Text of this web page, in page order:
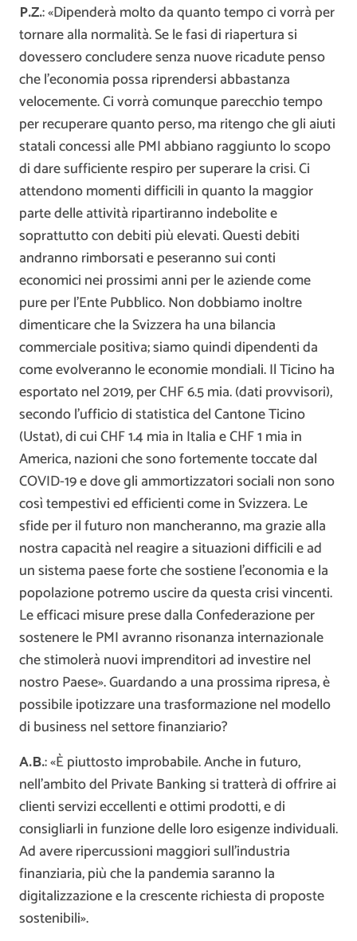
P.Z.: «Dipenderà molto da quanto tempo ci vorrà per
tornare alla normalità. Se le fasi di riapertura si
dovessero concludere senza nuove ricadute penso
che l’economia possa riprendersi abbastanza
velocemente. Ci vorrà comunque parecchio tempo
per recuperare quanto perso, ma ritengo che gli aiuti
statali concessi alle PMI abbiano raggiunto lo scopo
di dare sufficiente respiro per superare la crisi. Ci
attendono momenti difficili in quanto la maggior
parte delle attività ripartiranno indebolite e
soprattutto con debiti più elevati. Questi debiti
andranno rimborsati e peseranno sui conti
economici nei prossimi anni per le aziende come
pure per l’Ente Pubblico. Non dobbiamo inoltre
dimenticare che la Svizzera ha una bilancia
commerciale positiva; siamo quindi dipendenti da
come evolveranno le economie mondiali. Il Ticino ha
esportato nel 2019, per CHF 6.5 mia. (dati provvisori),
secondo l’ufficio di statistica del Cantone Ticino
(Ustat), di cui CHF 1.4 mia in Italia e CHF 1 mia in
America, nazioni che sono fortemente toccate dal
COVID-19 e dove gli ammortizzatori sociali non sono
così tempestivi ed efficienti come in Svizzera. Le
sfide per il futuro non mancheranno, ma grazie alla
nostra capacità nel reagire a situazioni difficili e ad
un sistema paese forte che sostiene l’economia e la
popolazione potremo uscire da questa crisi vincenti.
Le efficaci misure prese dalla Confederazione per
sostenere le PMI avranno risonanza internazionale
che stimolerà nuovi imprenditori ad investire nel
nostro Paese». Guardando a una prossima ripresa, è
possibile ipotizzare una trasformazione nel modello
di business nel settore finanziario?
A.B.: «È piuttosto improbabile. Anche in futuro,
nell’ambito del Private Banking si tratterà di offrire ai
clienti servizi eccellenti e ottimi prodotti, e di
consigliarli in funzione delle loro esigenze individuali.
Ad avere ripercussioni maggiori sull’industria
finanziaria, più che la pandemia saranno la
digitalizzazione e la crescente richiesta di proposte
sostenibili».